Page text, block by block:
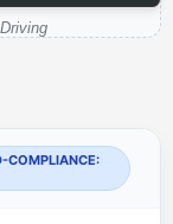
COMPLIANCE: